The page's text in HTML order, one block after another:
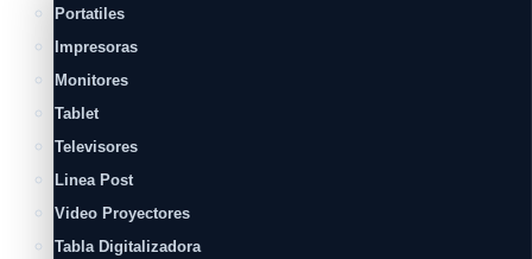
Portatiles
Impresoras
Monitores
Tablet
Televisores
Linea Post
Video Proyectores
Tabla Digitalizadora